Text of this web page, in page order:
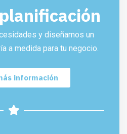
y diseñamos un
a medida para tu negocio.
información